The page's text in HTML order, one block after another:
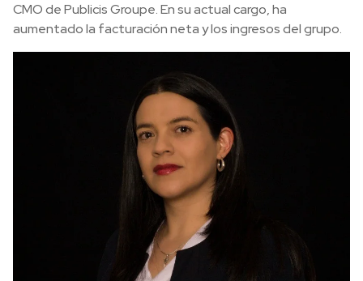
CMO de Publicis Groupe. En su actual cargo, ha
aumentado la facturación neta y los ingresos del grupo.